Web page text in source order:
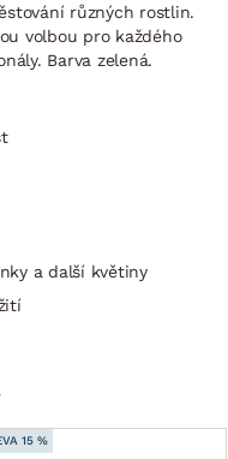
různých rostlin.
volbou pro každého
Barva zelená.
a další květiny
15 %